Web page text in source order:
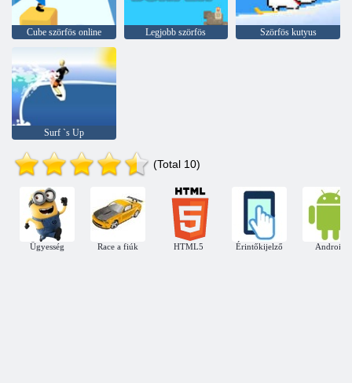
Cube szörfös online Legjobb szörfös Szörfös kutyus
Surf `s Up
(Total 10)
Ügyesség Race a fiúk HTML5 Érintőkijelző Android